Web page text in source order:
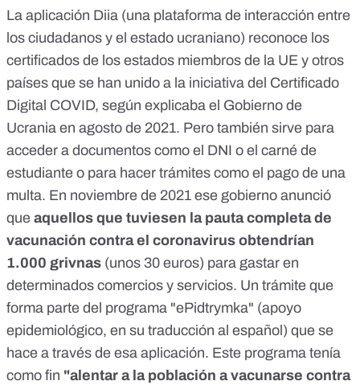
La aplicación Diia (una plataforma de interacción entre
los ciudadanos y el estado ucraniano) reconoce los
certificados de los estados miembros de la UE y otros
países que se han unido a la iniciativa del Certificado
Digital COVID, según explicaba el Gobierno de
Ucrania en agosto de 2021. Pero también sirve para
acceder a documentos como el DNI o el carné de
estudiante o para hacer trámites como el pago de una
multa. En noviembre de 2021 ese gobierno anunció
que aquellos que tuviesen la pauta completa de
vacunación contra el coronavirus obtendrían
1.000 grivnas (unos 30 euros) para gastar en
determinados comercios y servicios. Un trámite que
forma parte del programa "ePidtrymka" (apoyo
epidemiológico, en su traducción al español) que se
hace a través de esa aplicación. Este programa tenía
como fin "alentar a la población a vacunarse contra